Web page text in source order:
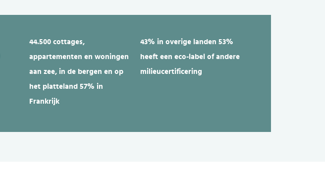
44.500 cottages,
appartementen en woningen
aan zee, in de bergen en op
het platteland57% in
Frankrijk
43% in overige landen 53%
heeft een eco-label of andere
milieucertificering